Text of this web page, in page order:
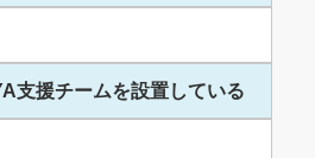
支援チームを設置している